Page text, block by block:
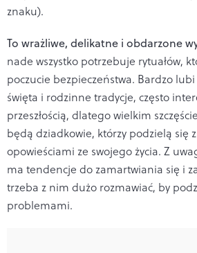
znaku).
To wrażliwe, delikatne i obdarzone
nade wszystko potrzebuje rytuałów,
poczucie bezpieczeństwa. Bardzo
święta i rodzinne tradycje, często
przeszłością, dlatego wielkim
będą dziadkowie, którzy podzielą się
opowieściami ze swojego życia. Z
ma tendencje do zamartwiania się i
trzeba z nim dużo rozmawiać, by
problemami.